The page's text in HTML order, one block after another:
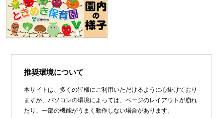
推奨環境について
本サイトは、多くの皆様にご利用いただけるように心掛けており
ますが、パソコンの環境によっては、ページのレイアウトが崩れ
たり、一部の機能がうまく動作しない場合があります。